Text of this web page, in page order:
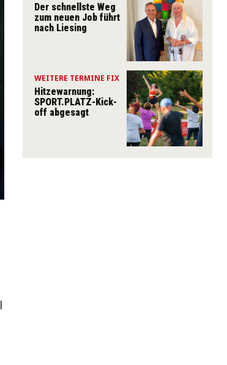
Der schnellste Weg
zum neuen Job führt
nach Liesing
WEITERE TERMINE FIX
Hitzewarnung:
SPORT.PLATZ-Kick-
off abgesagt